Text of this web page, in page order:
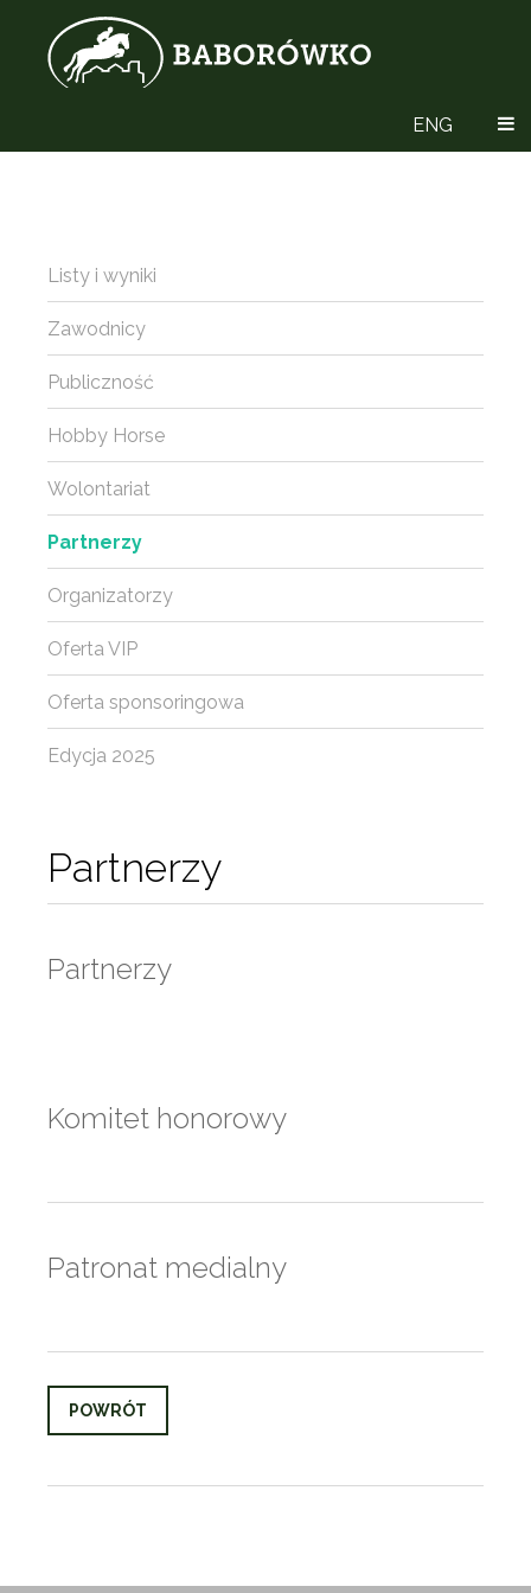
ENG
Partnerzy
Partnerzy
Komitet honorowy
Patronat medialny
POWRÓT
Listy i wyniki
Zawodnicy
Publiczność
Hobby Horse
Wolontariat
Partnerzy
Organizatorzy
Oferta VIP
Oferta sponsoringowa
Edycja 2025